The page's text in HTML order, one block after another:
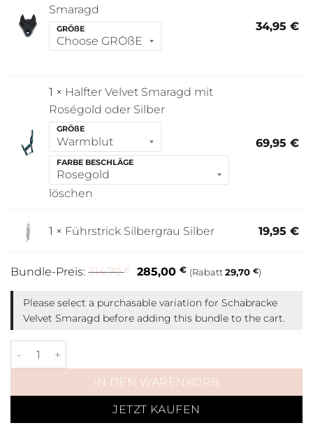
Smaragd
GRÖßE 34,95 €
1 × Halfter Velvet Smaragd mit
Roségold oder Silber
GRÖßE
FARBE BESCHLÄGE
löschen
69,95 €
1 × Führstrick Silbergrau Silber 19,95 €
Bundle-Preis: 314,70€ 285,00 € (Rabatt 29,70 €)
Please select a purchasable variation for Schabracke
Velvet Smaragd before adding this bundle to the cart.
Perfect Set Velvet Smaragd Menge
IN DEN WARENKORB
JETZT KAUFEN